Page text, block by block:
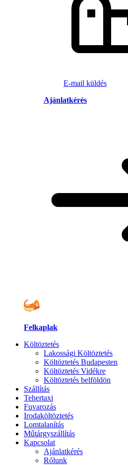
E-mail küldés
Ajánlatkérés
Felkaplak
Költöztetés
Lakossági Költöztetés
Költöztetés Budapesten
Költöztetés Vidékre
Költöztetés belföldön
Szállítás
Tehertaxi
Fuvarozás
Irodaköltöztetés
Lomtalanítás
Műtárgyszállítás
Kapcsolat
Ajánlatkérés
Rólunk